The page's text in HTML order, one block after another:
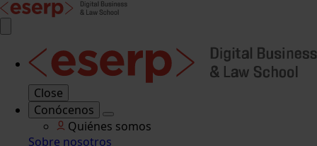
Close
Conócenos
Quiénes somos
Sobre nosotros